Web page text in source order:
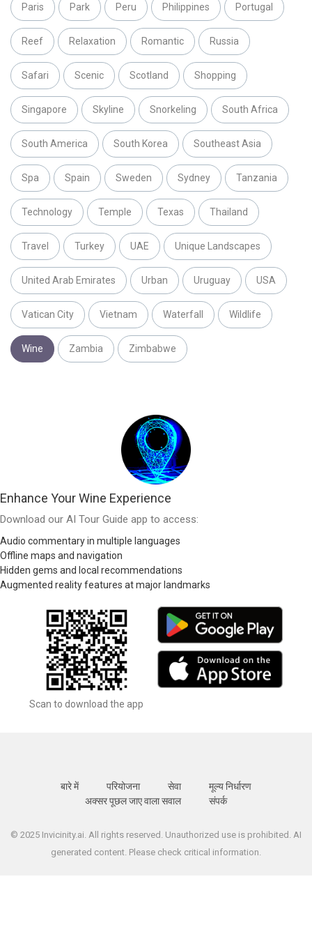
Paris Park Peru Philippines Portugal
Reef Relaxation Romantic Russia
Safari Scenic Scotland Shopping
Singapore Skyline Snorkeling South Africa
South America South Korea Southeast Asia
Spa Spain Sweden Sydney Tanzania
Technology Temple Texas Thailand
Travel Turkey UAE Unique Landscapes
United Arab Emirates Urban Uruguay USA
Vatican City Vietnam Waterfall Wildlife
Wine Zambia Zimbabwe
Enhance Your Wine Experience
Download our AI Tour Guide app to access:
Audio commentary in multiple languages
Offline maps and navigation
Hidden gems and local recommendations
Augmented reality features at major landmarks
Scan to download the app
बारे में परियोजना सेवा
मूल्य निर्धारण
अक्सर पूछल जाए वाला सवाल
संपर्क
© 2025 Invicinity.ai. All rights reserved. Unauthorized use is prohibited. AI
generated content. Please check critical information.